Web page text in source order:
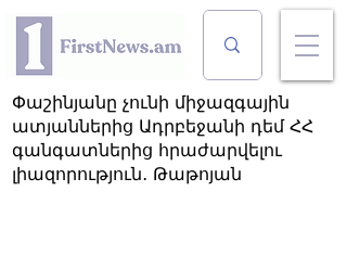
Փաշինյանը չունի միջազգային
ատյաններից Ադրբեջանի դեմ ՀՀ
գանգատներից հրաժարվելու
լիազորություն․ Թաթոյան